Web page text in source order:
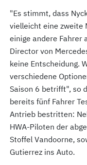
"Es stimmt, dass
vielleicht eine zweite
einige andere Fahrer
Director von
keine Entscheidung.
verschiedene
Saison 6 betrifft", so
bereits fünf Fahrer
Antrieb bestritten:
HWA-Piloten der
Stoffel Vandoorne,
Gutierrez ins Auto.